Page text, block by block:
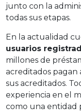
junto con la
todas sus etapas.
En la actualidad
usuarios
millones de
acreditados pagan
sus acreditados.
experiencia en el
como una entidad